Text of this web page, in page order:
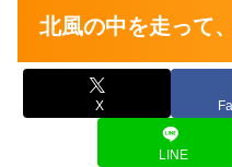
北風の中を走って
X
LINE